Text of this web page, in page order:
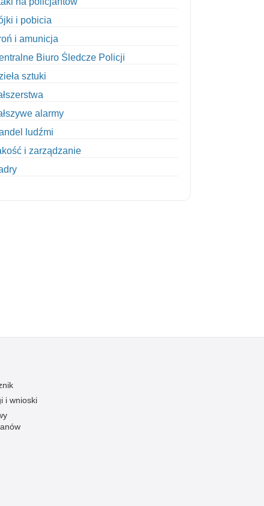
i pobicia
i amunicja
Biuro Śledcze Policji
sztuki
alarmy
ludźmi
i zarządzanie
kierujący
opiekunowie
i wnioski